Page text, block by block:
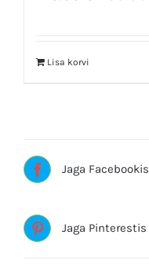
Lisa korvi
Jaga Facebookis
Jaga Pinterestis